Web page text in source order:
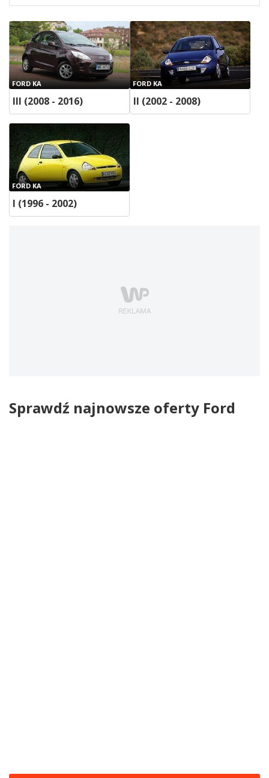
FORD KA
III (2008 - 2016)
FORD KA
II (2002 - 2008)
FORD KA
I (1996 - 2002)
Sprawdź najnowsze oferty Ford